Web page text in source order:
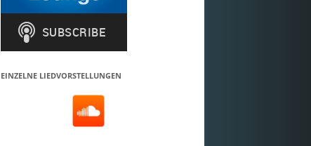
EINZELNE LIEDVORSTELLUNGEN